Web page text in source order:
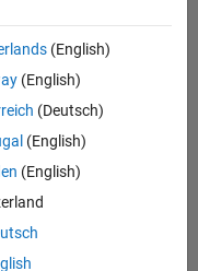
(English)
(English)
(Deutsch)
(English)
(English)